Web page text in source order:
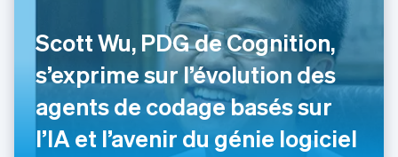
Scott Wu, PDG de Cognition,
s’exprime sur l’évolution des
agents de codage basés sur
l’IA et l’avenir du génie logiciel
English
Grèce
English
Hongrie
English
Inde
English